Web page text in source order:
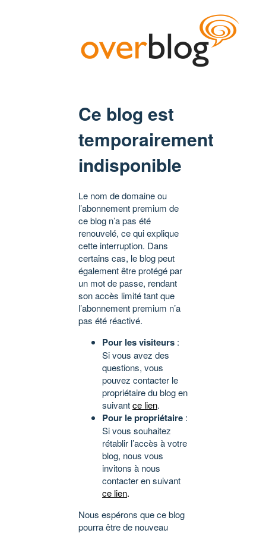
Ce blog est
temporairement
indisponible
Le nom de domaine ou
l’abonnement premium de
ce blog n’a pas été
renouvelé, ce qui explique
cette interruption. Dans
certains cas, le blog peut
également être protégé par
un mot de passe, rendant
son accès limité tant que
l’abonnement premium n’a
pas été réactivé.
Pour les visiteurs :
Si vous avez des
questions, vous
pouvez contacter le
propriétaire du blog en
suivantce lien.
Pour le propriétaire :
Si vous souhaitez
rétablir l’accès à votre
blog, nous vous
invitons à nous
contacter en suivant
ce lien.
Nous espérons que ce blog
pourra être de nouveau